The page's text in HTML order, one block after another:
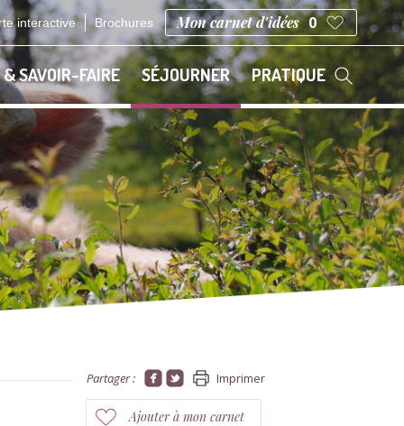
interactive Brochures Mon carnet d'idées 0
& SAVOIR-FAIRE SÉJOURNER PRATIQUE
Partager : Imprimer
Ajouter à mon carnet